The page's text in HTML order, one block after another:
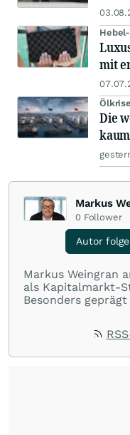
mit
Die
Markus
0 Follower
Autor
Markus Weingran
als Kapitalmarkt-
Besonders
die langjährige
Bernecker